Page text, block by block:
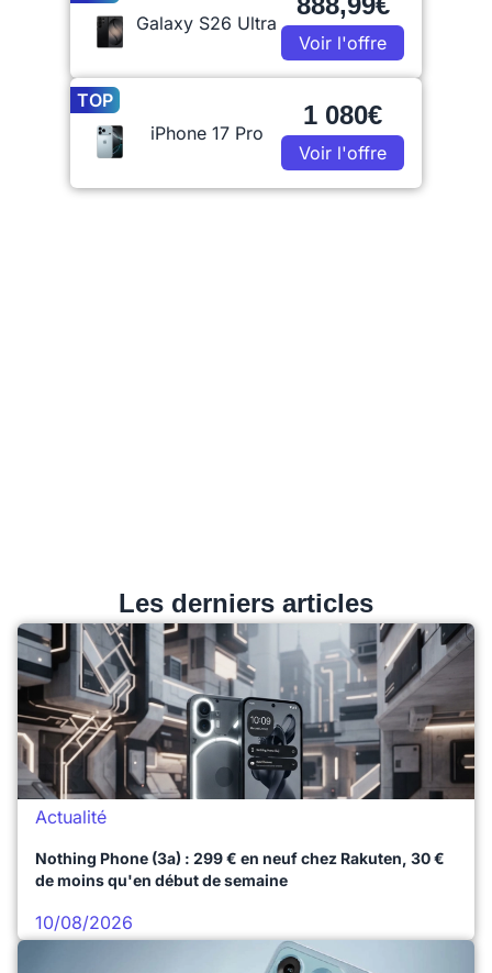
Galaxy S26 Ultra
Voir l'offre
TOP
iPhone 17 Pro
1 080€
Voir l'offre
Les derniers articles
Actualité
Nothing Phone (3a) : 299 € en neuf chez Rakuten, 30 €
de moins qu'en début de semaine
10/08/2026